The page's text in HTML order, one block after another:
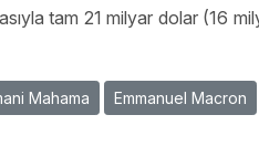
tam 21 milyar dolar (16
Mahama
Emmanuel Macron